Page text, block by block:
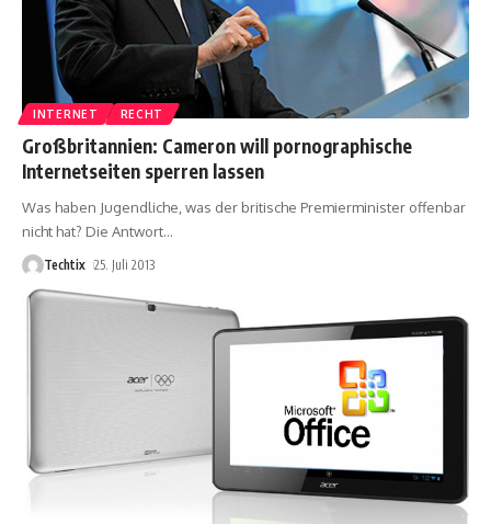
INTERNET RECHT
Großbritannien: Cameron will pornographische
Internetseiten sperren lassen
Was haben Jugendliche, was der britische Premierminister offenbar
nicht hat? Die Antwort…
Techtix 25. Juli 2013